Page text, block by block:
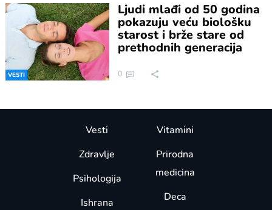
VESTI
Ljudi mlađi od 50 godina
pokazuju veću biološku
starost i brže stare od
prethodnih generacija
0
Vesti
Zdravlje
Psihologija
Ishrana
Vitamini
Prirodna
medicina
Deca